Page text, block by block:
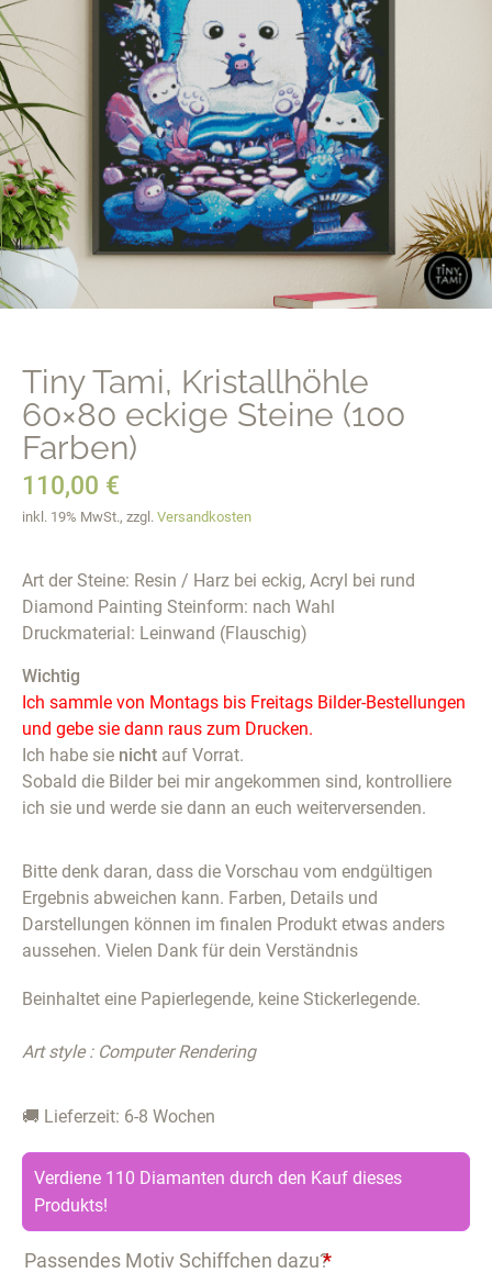
Tiny Tami, Kristallhöhle
60×80 eckige Steine (100
Farben)
110,00 €
inkl. 19% MwSt., zzgl. Versandkosten
Art der Steine: Resin / Harz bei eckig, Acryl bei rund
Diamond Painting Steinform: nach Wahl
Druckmaterial: Leinwand (Flauschig)
Wichtig
Ich sammle von Montags bis Freitags Bilder-Bestellungen
und gebe sie dann raus zum Drucken.
Ich habe sie nicht auf Vorrat.
Sobald die Bilder bei mir angekommen sind, kontrolliere
ich sie und werde sie dann an euch weiterversenden.
Bitte denk daran, dass die Vorschau vom endgültigen
Ergebnis abweichen kann. Farben, Details und
Darstellungen können im finalen Produkt etwas anders
aussehen. Vielen Dank für dein Verständnis
Beinhaltet eine Papierlegende, keine Stickerlegende.
Art style : Computer Rendering
🚚 Lieferzeit: 6-8 Wochen
Verdiene 110 Diamanten durch den Kauf dieses
Produkts!
Passendes Motiv Schiffchen dazu?*